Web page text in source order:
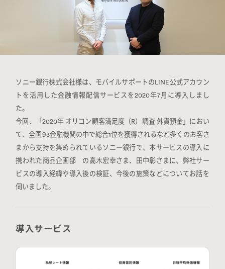
ソニー銀行株式会社様は、モバイルサポートのLINE公式アカウン
トを活用した金融情報配信サービスを2020年7月に導入しまし
た。
今回、「2020年 オリコン顧客満足度（R）調査 外貨預金」におい
て、全国93金融機関の中で総合1位を獲得されるなど多くのお客さ
まから支持を集められているソニー銀行で、本サービスの導入に
携われた商品企画部 の高木宏幸さま、田中彰さまに、弊社サー
ビスの導入経緯や導入後の検証、今後の施策などについてお話を
伺いました。
導入サービス